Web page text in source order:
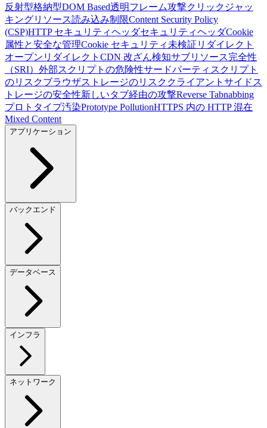
反射型格納型DOM Based透明フレーム攻撃クリックジャッ
キングリソース読み込み制限Content Security Policy
(CSP)HTTP セキュリティヘッダセキュリティヘッダCookie
属性と安全な管理Cookie セキュリティ 未検証リダイレクト
オープンリダイレクト CDN 改ざん検知サブリソース完全性
（SRI） 外部スクリプトの危険性サードパーティスクリプト
のリスクブラウザストレージのリスク クライアントサイドス
トレージの安全性新しいタブ経由の攻撃Reverse Tabnabbing
プロトタイプ汚染Prototype PollutionHTTPS 内の HTTP 混在
Mixed Content
アプリケーション
バックエンド
データベース
インフラ
ネットワーク